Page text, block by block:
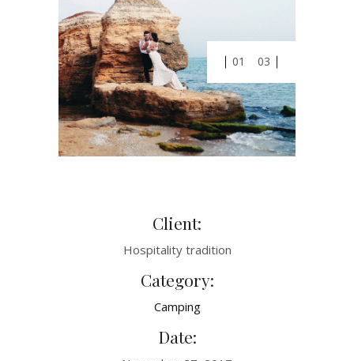
01 03
Client:
Hospitality tradition
Category:
Camping
Date: